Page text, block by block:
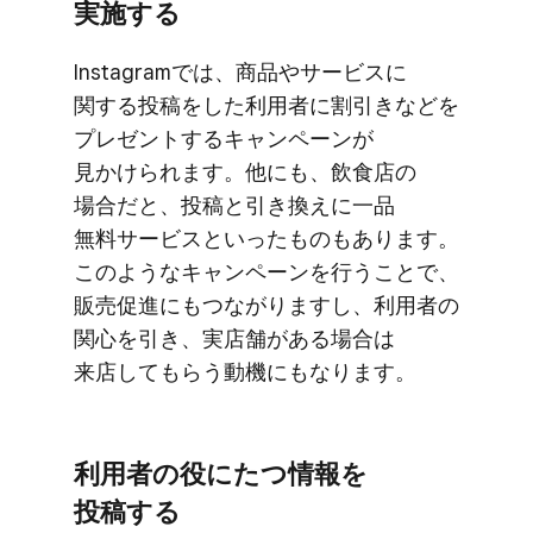
実施する
Instagramでは、​商品や​サービスに​
関する​投稿を​した​利用者に​割引きなどを​
プレゼントする​キャンペーンが​
見かけられます。​他にも、​飲食店の​
場合だと、​投稿と​引き換えに​一品​
無料サービスと​いった​ものも​あります。​
このような​キャンペーンを​行う​ことで、​
販売促進に​もつながりますし、​利用者の​
関心を​引き、​実店舗が​ある​場合は​
来店して​もらう​動機にも​なります。
利用者の​役に​たつ情報を​
投稿する